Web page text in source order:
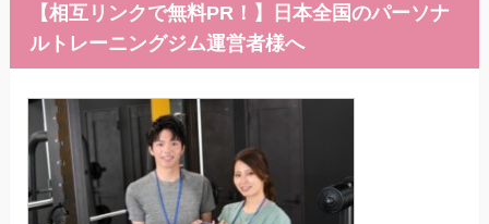
【相互リンクで無料PR！】日本全国のパーソナ
ルトレーニングジム運営者様へ